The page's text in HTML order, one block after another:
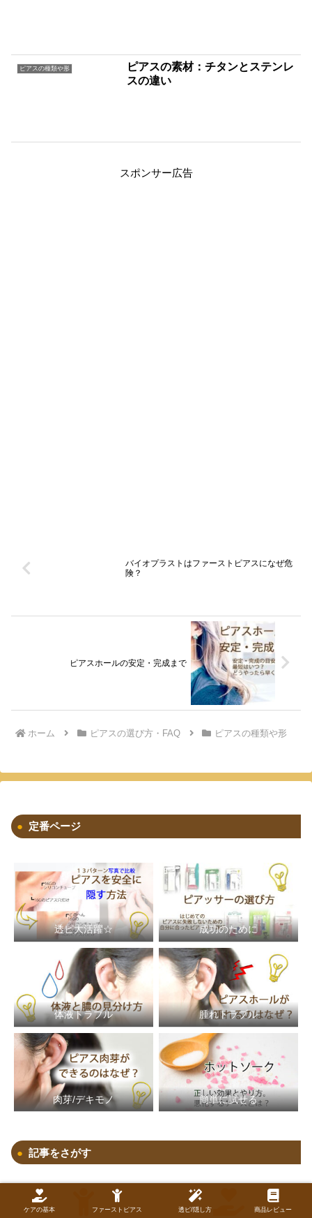
ピアスの種類や形
ピアスの素材：チタンとステンレ
スの違い
スポンサー広告
バイオプラストはファーストピアスになぜ危
険？
ピアスホールの安定・完成まで
ホーム ピアスの選び方・FAQ ピアスの種類や形
定番ページ
透ピ大活躍☆ 成功のために
体液トラブル 腫れトラブル
肉芽/デキモノ 簡単に試せる
記事をさがす
ケアの基本 ファーストピアス 透ピ/隠し方 商品レビュー